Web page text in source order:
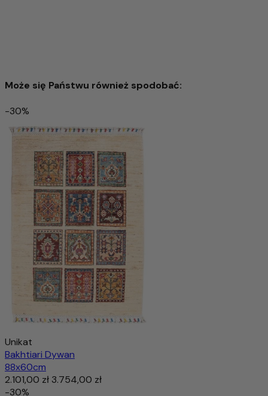
Shal Dywan 120x82cm - Dywan orientalny
4.031,00 zł9.464,00 zł-57%
Wyprzedany
Może się Państwu również spodobać:
-30%
Unikat
Bakhtiari Dywan
88x60cm
2.101,00 zł 3.754,00 zł
-30%